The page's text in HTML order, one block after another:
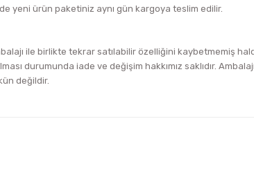
yeni ürün paketiniz aynı gün kargoya teslim edilir.
ile birlikte tekrar satılabilir özelliğini kaybetmemiş
durumunda iade ve değişim hakkımız saklıdır.
değildir.